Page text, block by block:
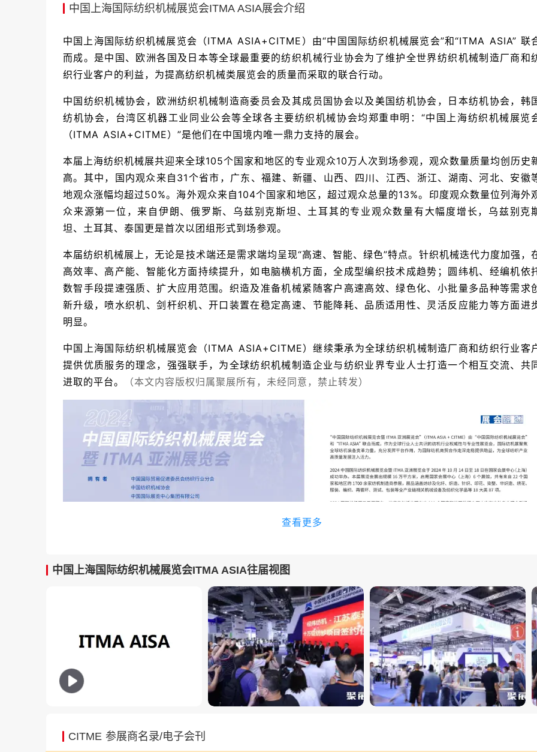
中国上海国际纺织机械展览会ITMA ASIA展会介绍
中国上海国际纺织机械展览会（ITMA ASIA+CITME）由“中国国际纺织机械展览会”和“ITMA ASIA” 联
而成。是中国、欧洲各国及日本等全球最重要的纺织机械行业协会为了维护全世界纺织机械制造厂商和
织行业客户的利益，为提高纺织机械类展览会的质量而采取的联合行动。
中国纺织机械协会，欧洲纺织机械制造商委员会及其成员国协会以及美国纺机协会，日本纺机协会，韩
纺机协会，台湾区机器工业同业公会等全球各主要纺织机械协会均郑重申明：“中国上海纺织机械展览
（ITMA ASIA+CITME） ”是他们在中国境内唯一鼎力支持的展会。
本届上海纺织机械展共迎来全球105个国家和地区的专业观众10万人次到场参观，观众数量质量均创历史
高。其中，国内观众来自31个省市，广东、福建、新疆、山西、四川、江西、浙江、湖南、河北、安徽
地观众涨幅均超过50%。海外观众来自104个国家和地区，超过观众总量的13%。印度观众数量位列海外
众来源第一位，来自伊朗、俄罗斯、乌兹别克斯坦、土耳其的专业观众数量有大幅度增长，乌兹别克
坦、土耳其、泰国更是首次以团组形式到场参观。
本届纺织机械展上，无论是技术端还是需求端均呈现“高速、智能、绿色”特点。针织机械迭代力度加强，
高效率、高产能、智能化方面持续提升，如电脑横机方面，全成型编织技术成趋势；圆纬机、经编机依
数智手段提速强质、扩大应用范围。织造及准备机械紧随客户高速高效、绿色化、小批量多品种等需求
新升级，喷水织机、剑杆织机、开口装置在稳定高速、节能降耗、品质适用性、灵活反应能力等方面进
明显。
中国上海国际纺织机械展览会（ITMA ASIA+CITME）继续秉承为全球纺织机械制造厂商和纺织行业客
提供优质服务的理念，强强联手，为全球纺织机械制造企业与纺织业界专业人士打造一个相互交流、共
进取的平台。
（本文内容版权归属聚展所有，未经同意，禁止转发）
份证信息，国外观众办理需实名制绑定护照信息，港澳台观众门票登记需实名制绑定港澳台通行证，现场
查看更多
中国上海国际纺织机械展览会ITMA ASIA往届视图
CITME 参展商名录/电子会刊